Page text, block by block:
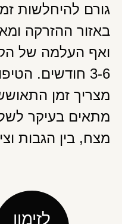
גורם להיחלשות
באזור ההזרקה
ואף העלמה של
3-6 חודשים.
מצריך זמן
מתאים בעיקר
מצח, בין הגבות
לזימון